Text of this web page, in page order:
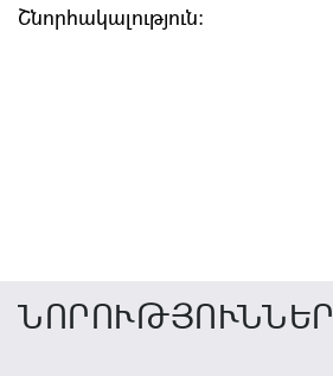
Շնորհակալություն:
ՆՈՐՈՒԹՅՈՒՆՆԵՐ